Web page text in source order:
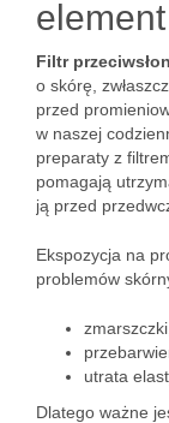
Filtr
o skórę,
przed
w naszej
preparaty z
pomagają
ją przed
Ekspozycja na
problemów
zmarszczki,
utrata
Dlatego ważne